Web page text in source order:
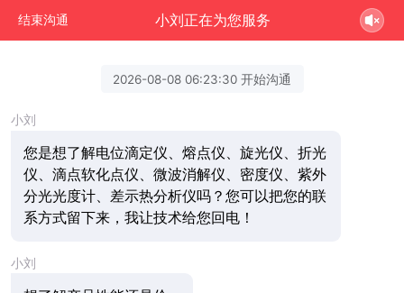
结束沟通 小刘正在为您服务
2026-08-08 06:23:30 开始沟通
小刘
您是想了解电位滴定仪、熔点仪、旋光仪、折光
仪、滴点软化点仪、微波消解仪、密度仪、紫外
分光光度计、差示热分析仪吗？您可以把您的联
系方式留下来，我让技术给您回电！
小刘